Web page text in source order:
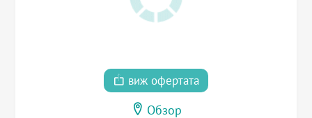
виж офертата
Обзор